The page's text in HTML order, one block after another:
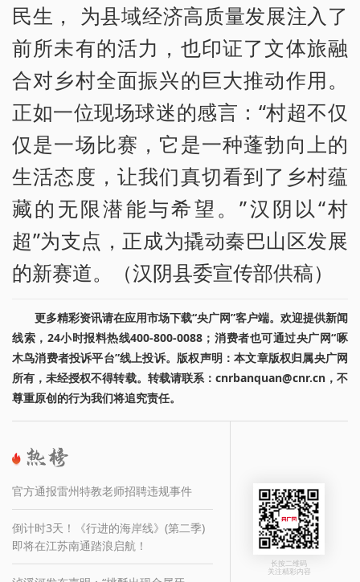
民生， 为县域经济高质量发展注入了
前所未有的活力，也印证了文体旅融
合对乡村全面振兴的巨大推动作用。
正如一位现场球迷的感言：“村超不仅
仅是一场比赛，它是一种蓬勃向上的
生活态度，让我们真切看到了乡村蕴
藏的无限潜能与希望。”汉阴以“村
超”为支点，正成为撬动秦巴山区发展
的新赛道。（汉阴县委宣传部供稿）
更多精彩资讯请在应用市场下载“央广网”客户端。欢迎提供新闻
线索，24小时报料热线400-800-0088；消费者也可通过央广网“啄
木鸟消费者投诉平台”线上投诉。版权声明：本文章版权归属央广网
所有，未经授权不得转载。转载请联系：cnrbanquan@cnr.cn，不
尊重原创的行为我们将追究责任。
官方通报雷州特教老师招聘违规事件
倒计时3天！《行进的海岸线》(第二季)
即将在江苏南通踏浪启航！
长按二维码
关注精彩内容